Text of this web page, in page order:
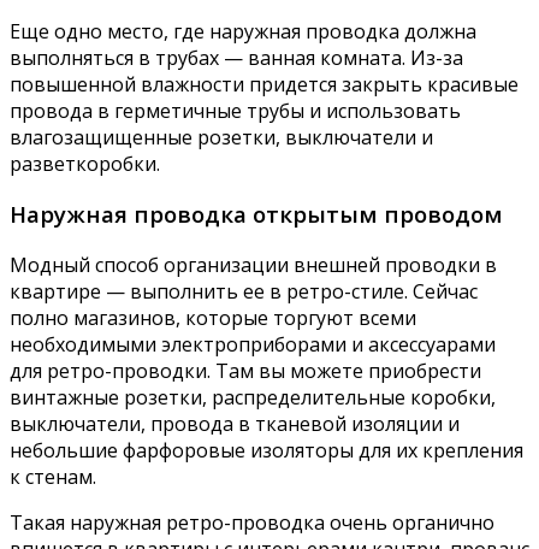
Еще одно место, где наружная проводка должна
выполняться в трубах — ванная комната. Из-за
повышенной влажности придется закрыть красивые
провода в герметичные трубы и использовать
влагозащищенные розетки, выключатели и
разветкоробки.
Наружная проводка открытым проводом
Модный способ организации внешней проводки в
квартире — выполнить ее в ретро-стиле. Сейчас
полно магазинов, которые торгуют всеми
необходимыми электроприборами и аксессуарами
для ретро-проводки. Там вы можете приобрести
винтажные розетки, распределительные коробки,
выключатели, провода в тканевой изоляции и
небольшие фарфоровые изоляторы для их крепления
к стенам.
Такая наружная ретро-проводка очень органично